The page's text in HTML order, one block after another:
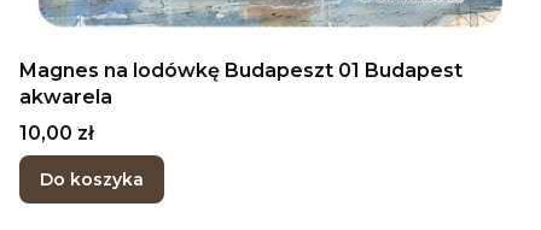
Magnes na lodówkę Budapeszt 01 Budapest
akwarela
Cena
10,00 zł
Do koszyka